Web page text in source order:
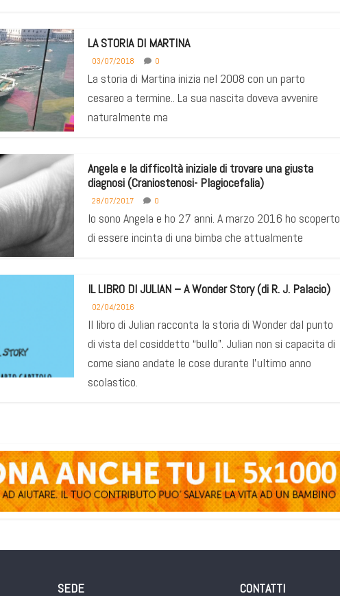
LA STORIA DI MARTINA
03/07/2018 0
La storia di Martina inizia nel 2008 con un parto
cesareo a termine.. La sua nascita doveva avvenire
naturalmente ma
Angela e la difficoltà iniziale di trovare una giusta
diagnosi (Craniostenosi- Plagiocefalia)
28/07/2017 0
Io sono Angela e ho 27 anni. A marzo 2016 ho scoperto
di essere incinta di una bimba che attualmente
IL LIBRO DI JULIAN – A Wonder Story (di R. J. Palacio)
02/04/2016
Il libro di Julian racconta la storia di Wonder dal punto
di vista del cosiddetto “bullo”. Julian non si capacita di
come siano andate le cose durante l’ultimo anno
scolastico.
SEDE CONTATTI